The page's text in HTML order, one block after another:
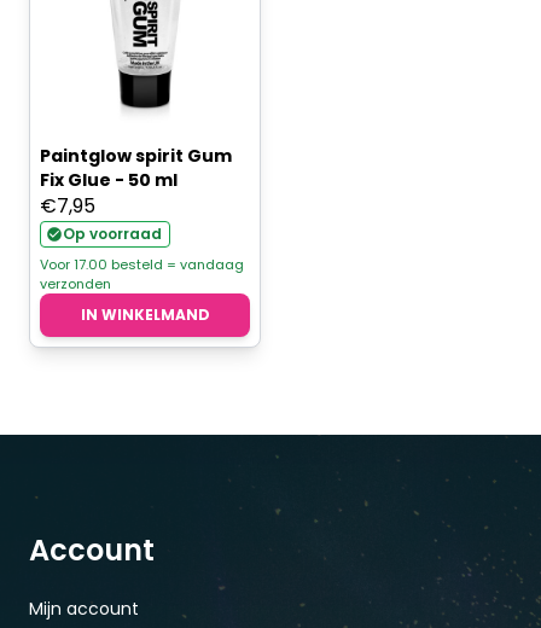
Paintglow spirit Gum
Fix Glue - 50 ml
€7,95
Op voorraad
Voor 17.00 besteld = vandaag
verzonden
IN WINKELMAND
Account
Mijn account